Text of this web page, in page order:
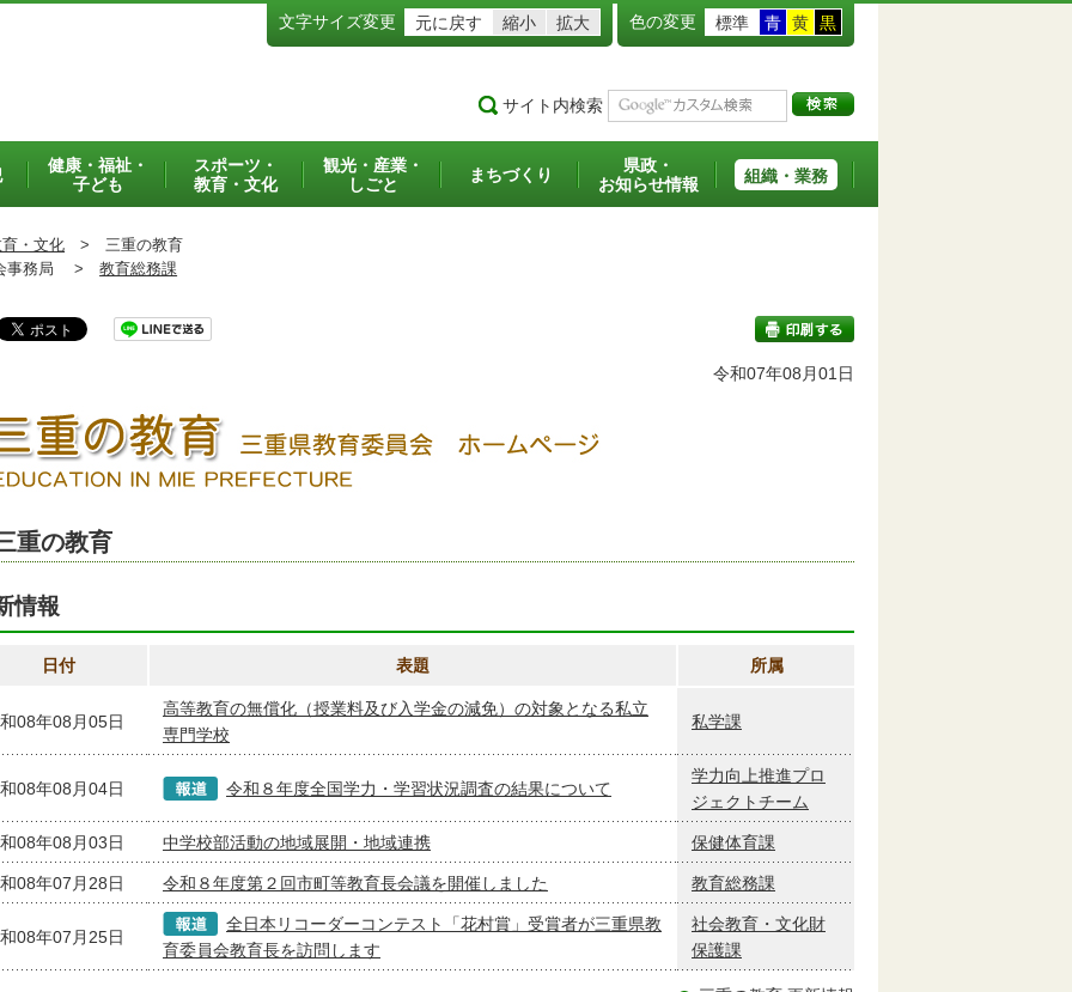
文字サイズ変更 元に戻す 縮小 拡大 色の変更 標準 青 黄 黒
サイト内検索
健康・福祉・
子ども
スポーツ・
教育・文化
観光・産業・
しごと
まちづくり
県政・
お知らせ情報
組織・業務
・文化 > 三重の教育
事務局 >
教育総務課
令和07年08月01日
重の教育
情報
日付 表題 所属
08年08月05日
高等教育の無償化（授業料及び入学金の減免）の対象となる私立
専門学校
私学課
08年08月04日 令和８年度全国学力・学習状況調査の結果について
学力向上推進プロ
ジェクトチーム
08年08月03日 中学校部活動の地域展開・地域連携 保健体育課
08年07月28日 令和８年度第２回市町等教育長会議を開催しました 教育総務課
08年07月25日
全日本リコーダーコンテスト「花村賞」受賞者が三重県教
育委員会教育長を訪問します
社会教育・文化財
保護課